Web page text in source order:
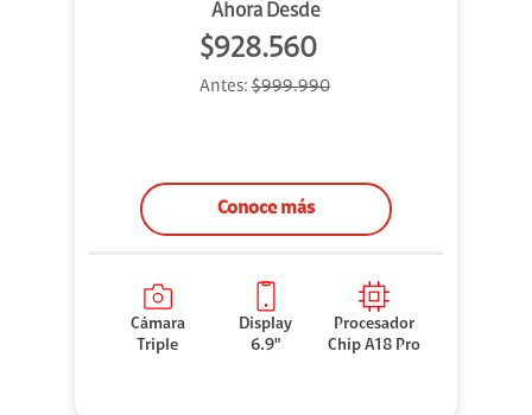
Ahora Desde
$928.560
Antes:$999.990
Conoce más
Cámara
Triple
Display
6.9"
Procesador
Chip A18 Pro